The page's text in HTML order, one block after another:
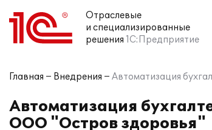
Отраслевые
и специализированные
решения 1С:Предприятие
Главная Внедрения Автоматизация
Автоматизация
ООО "Остров здоровья"